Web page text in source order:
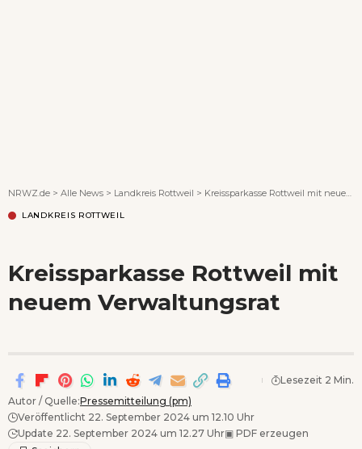
NRWZ.de > Alle News > Landkreis Rottweil > Kreissparkasse Rottweil mit neuem Verwaltungsrat
LANDKREIS ROTTWEIL
Kreissparkasse Rottweil mit
neuem Verwaltungsrat
Autor / Quelle:Pressemitteilung (pm)
Veröffentlicht 22. September 2024 um 12.10 Uhr
Update 22. September 2024 um 12.27 Uhr▣ PDF erzeugen
Lesezeit 2 Min.